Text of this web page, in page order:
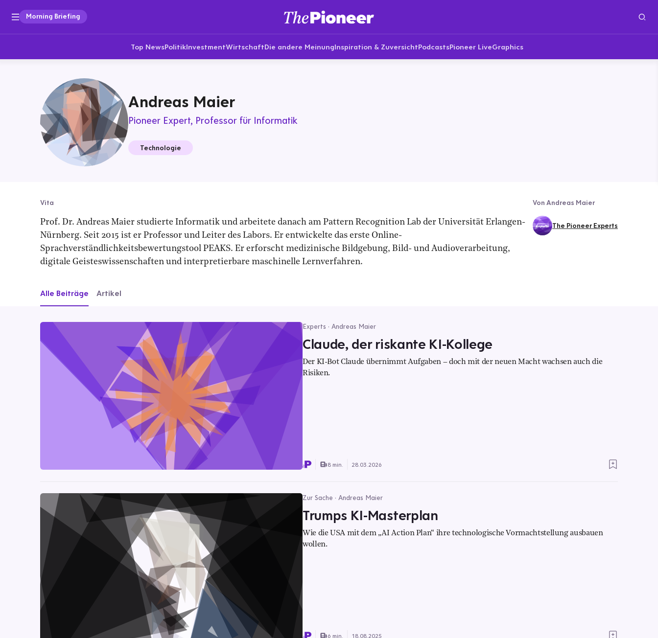
Morning Briefing
Top NewsPolitikInvestmentWirtschaftDie andere MeinungInspiration & ZuversichtPodcastsPioneer LiveGraphics
Andreas Maier
Pioneer Expert Professor für Informatik
Technologie
Vita
Prof. Dr. Andreas Maier studierte Informatik und arbeitete danach am Pattern Recognition Lab der Universität Erlangen-
Nürnberg. Seit 2015 ist er Professor und Leiter des Labors. Er entwickelte das erste Online-
Sprachverständlichkeitsbewertungstool PEAKS. Er erforscht medizinische Bildgebung, Bild- und Audioverarbeitung,
digitale Geisteswissenschaften und interpretierbare maschinelle Lernverfahren.
Von Andreas Maier
The Pioneer Experts
Alle Beiträge Artikel
Experts · Andreas Maier
Claude, der riskante KI-Kollege
Der KI-Bot Claude übernimmt Aufgaben – doch mit der neuen Macht wachsen auch die
Risiken.
8 min. 28.03.2026
Zur Sache · Andreas Maier
Trumps KI-Masterplan
Wie die USA mit dem „AI Action Plan“ ihre technologische Vormachtstellung ausbauen
wollen.
6 min. 18.08.2025